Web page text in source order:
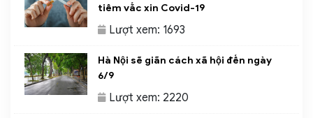
tiêm vắc xin Covid-19
Lượt xem: 1693
Hà Nội sẽ giãn cách xã hội đến ngày
6/9
Lượt xem: 2220